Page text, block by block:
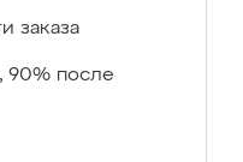
заказа
90% после